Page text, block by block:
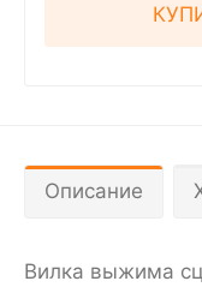
Описание
Вилка выжима